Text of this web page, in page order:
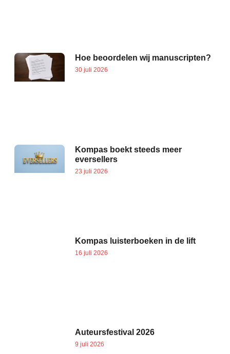
Hoe beoordelen wij manuscripten?
30 juli 2026
Kompas boekt steeds meer
eversellers
23 juli 2026
Kompas luisterboeken in de lift
16 juli 2026
Auteursfestival 2026
9 juli 2026